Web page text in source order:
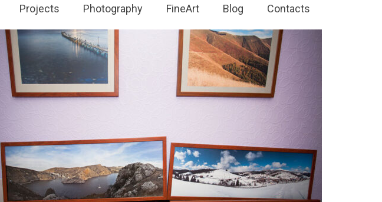
Projects Photography FineArt Blog Contacts